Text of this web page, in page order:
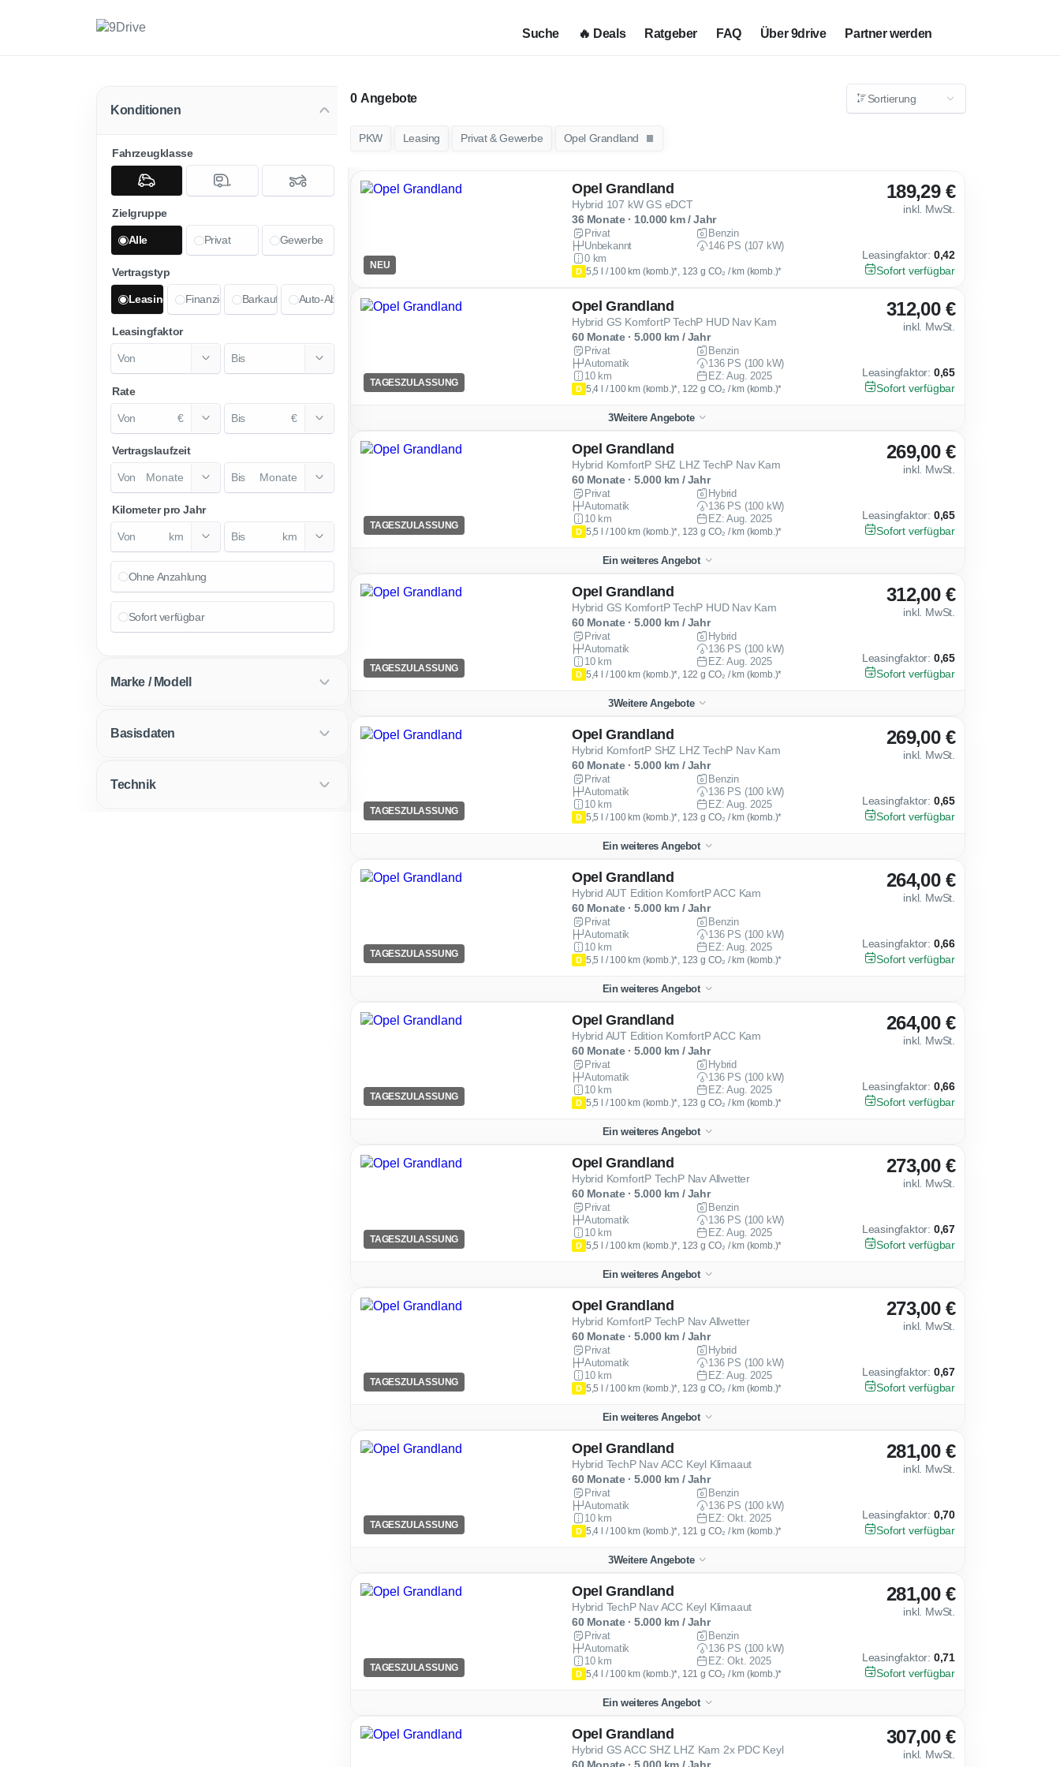
Suche 🔥 Deals Ratgeber FAQ Über 9drive Partner werden
Konditionen
Fahrzeugklasse
Zielgruppe
Alle Privat Gewerbe
Vertragstyp
Leasing FinanzierungBarkauf Auto-Abo
Leasingfaktor
Rate
€ €
Vertragslaufzeit
Monate Monate
Kilometer pro Jahr
km km
Ohne Anzahlung
Sofort verfügbar
Marke / Modell
Basisdaten
Technik
Angebote Sortierung
PKW Leasing Privat & Gewerbe Opel Grandland
NEU
Opel Grandland
Hybrid 107 kW GS eDCT
36 Monate · 10.000 km / Jahr
Privat
Benzin
Unbekannt
146 PS (107 kW)
0 km
D 5,5 l / 100 km (komb.)*, 123 g CO₂ / km (komb.)*
189,29 €
inkl. MwSt.
Leasingfaktor: 0,42
Sofort verfügbar
TAGESZULASSUNG
Opel Grandland
Hybrid GS KomfortP TechP HUD Nav Kam
60 Monate · 5.000 km / Jahr
Privat
Benzin
Automatik
136 PS (100 kW)
10 km
EZ: Aug. 2025
D 5,4 l / 100 km (komb.)*, 122 g CO₂ / km (komb.)*
312,00 €
inkl. MwSt.
Leasingfaktor: 0,65
Sofort verfügbar
3Weitere Angebote
TAGESZULASSUNG
Opel Grandland
Hybrid KomfortP SHZ LHZ TechP Nav Kam
60 Monate · 5.000 km / Jahr
Privat
Hybrid
Automatik
136 PS (100 kW)
10 km
EZ: Aug. 2025
D 5,5 l / 100 km (komb.)*, 123 g CO₂ / km (komb.)*
269,00 €
inkl. MwSt.
Leasingfaktor: 0,65
Sofort verfügbar
Ein weiteres Angebot
TAGESZULASSUNG
Opel Grandland
Hybrid GS KomfortP TechP HUD Nav Kam
60 Monate · 5.000 km / Jahr
Privat
Hybrid
Automatik
136 PS (100 kW)
10 km
EZ: Aug. 2025
D 5,4 l / 100 km (komb.)*, 122 g CO₂ / km (komb.)*
312,00 €
inkl. MwSt.
Leasingfaktor: 0,65
Sofort verfügbar
3Weitere Angebote
TAGESZULASSUNG
Opel Grandland
Hybrid KomfortP SHZ LHZ TechP Nav Kam
60 Monate · 5.000 km / Jahr
Privat
Benzin
Automatik
136 PS (100 kW)
10 km
EZ: Aug. 2025
D 5,5 l / 100 km (komb.)*, 123 g CO₂ / km (komb.)*
269,00 €
inkl. MwSt.
Leasingfaktor: 0,65
Sofort verfügbar
Ein weiteres Angebot
TAGESZULASSUNG
Opel Grandland
Hybrid AUT Edition KomfortP ACC Kam
60 Monate · 5.000 km / Jahr
Privat
Benzin
Automatik
136 PS (100 kW)
10 km
EZ: Aug. 2025
D 5,5 l / 100 km (komb.)*, 123 g CO₂ / km (komb.)*
264,00 €
inkl. MwSt.
Leasingfaktor: 0,66
Sofort verfügbar
Ein weiteres Angebot
TAGESZULASSUNG
Opel Grandland
Hybrid AUT Edition KomfortP ACC Kam
60 Monate · 5.000 km / Jahr
Privat
Hybrid
Automatik
136 PS (100 kW)
10 km
EZ: Aug. 2025
D 5,5 l / 100 km (komb.)*, 123 g CO₂ / km (komb.)*
264,00 €
inkl. MwSt.
Leasingfaktor: 0,66
Sofort verfügbar
Ein weiteres Angebot
TAGESZULASSUNG
Opel Grandland
Hybrid KomfortP TechP Nav Allwetter
60 Monate · 5.000 km / Jahr
Privat
Benzin
Automatik
136 PS (100 kW)
10 km
EZ: Aug. 2025
D 5,5 l / 100 km (komb.)*, 123 g CO₂ / km (komb.)*
273,00 €
inkl. MwSt.
Leasingfaktor: 0,67
Sofort verfügbar
Ein weiteres Angebot
TAGESZULASSUNG
Opel Grandland
Hybrid KomfortP TechP Nav Allwetter
60 Monate · 5.000 km / Jahr
Privat
Hybrid
Automatik
136 PS (100 kW)
10 km
EZ: Aug. 2025
D 5,5 l / 100 km (komb.)*, 123 g CO₂ / km (komb.)*
273,00 €
inkl. MwSt.
Leasingfaktor: 0,67
Sofort verfügbar
Ein weiteres Angebot
TAGESZULASSUNG
Opel Grandland
Hybrid TechP Nav ACC Keyl Klimaaut
60 Monate · 5.000 km / Jahr
Privat
Benzin
Automatik
136 PS (100 kW)
10 km
EZ: Okt. 2025
D 5,4 l / 100 km (komb.)*, 121 g CO₂ / km (komb.)*
281,00 €
inkl. MwSt.
Leasingfaktor: 0,70
Sofort verfügbar
3Weitere Angebote
TAGESZULASSUNG
Opel Grandland
Hybrid TechP Nav ACC Keyl Klimaaut
60 Monate · 5.000 km / Jahr
Privat
Benzin
Automatik
136 PS (100 kW)
10 km
EZ: Okt. 2025
D 5,4 l / 100 km (komb.)*, 121 g CO₂ / km (komb.)*
281,00 €
inkl. MwSt.
Leasingfaktor: 0,71
Sofort verfügbar
Ein weiteres Angebot
Opel Grandland
Hybrid GS ACC SHZ LHZ Kam 2x PDC Keyl
307,00 €
inkl. MwSt.